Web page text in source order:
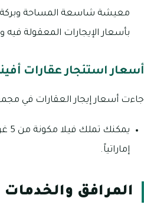
بأسعار الإيجارات المعقولة فيه
أسعار استئجار عقارات
جاءت أسعار إيجار العقارات في مجمع أفينيدا 1 على
إماراتياً.
المرافق والخدمات